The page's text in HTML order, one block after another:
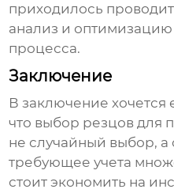
приходилось
анализ и оптимизацию
процесса.
Заключение
В заключение хочется
что выбор резцов для
не случайный выбор,
требующее учета
стоит экономить на